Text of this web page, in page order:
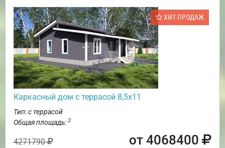
ХИТ ПРОДАЖ
Каркасный дом с террасой 8,5х11
Тип: с террасой
Общая площадь: 2
4271790 от 4068400